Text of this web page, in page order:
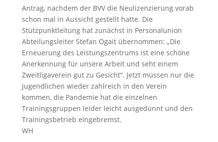
Antrag, nachdem der BVV die Neulizenzierung vorab
schon mal in Aussicht gestellt hatte. Die
Stützpunktleitung hat zunächst in Personalunion
Abteilungsleiter Stefan Ogait übernommen: „Die
Erneuerung des Leistungszentrums ist eine schöne
Anerkennung für unsere Arbeit und seht einem
Zweitligaverein gut zu Gesicht“. Jetzt müssen nur die
Jugendlichen wieder zahlreich in den Verein
kommen, die Pandemie hat die einzelnen
Trainingsgruppen leider leicht ausgedünnt und den
Trainingsbetrieb eingebremst.
WH